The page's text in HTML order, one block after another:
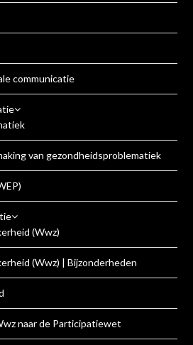
communicatie
van gezondheidsproblematiek
(Wwz)
(Wwz) | Bijzonderheden
naar de Participatiewet